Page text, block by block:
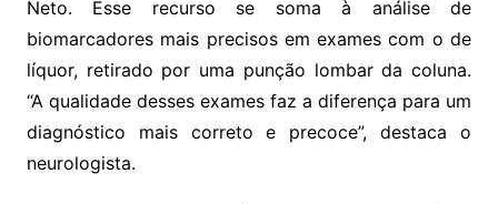
Neto. Esse recurso se soma à análise de
biomarcadores mais precisos em exames com o de
líquor, retirado por uma punção lombar da coluna.
“A qualidade desses exames faz a diferença para um
diagnóstico mais correto e precoce”, destaca o
neurologista.